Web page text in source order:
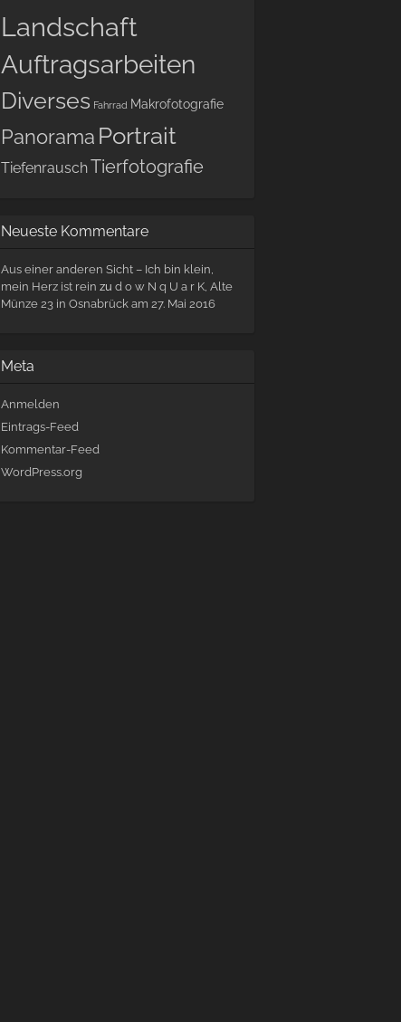
Landschaft
Auftragsarbeiten
Diverses Fahrrad Makrofotografie
Panorama Portrait
TiefenrauschTierfotografie
Neueste Kommentare
Aus einer anderen Sicht – Ich bin klein,
mein Herz ist rein zu d o w N q U a r K, Alte
Münze 23 in Osnabrück am 27. Mai 2016
Meta
Anmelden
Eintrags-Feed
Kommentar-Feed
WordPress.org